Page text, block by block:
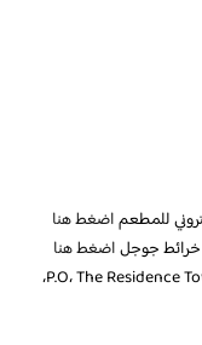
للمطعماضغط هنا
جوجلاضغط هنا
P.O، The Residence Tower, Ground Floor،